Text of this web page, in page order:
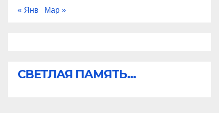
« Янв Мар »
СВЕТЛАЯ ПАМЯТЬ...